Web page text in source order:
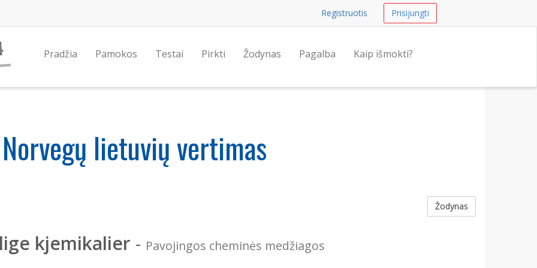
Registruotis Prisijungti
Pradžia Pamokos Testai Pirkti Žodynas Pagalba Kaip išmokti?
Norvegų lietuvių vertimas
Žodynas
kjemikalier - Pavojingos cheminės medžiagos